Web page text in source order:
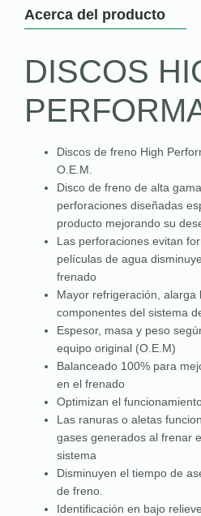
Acerca del producto
DISCOS
Discos de freno High
O.E.M.
Disco de freno de alta
perforaciones diseñadas
producto mejorando su
Las perforaciones evitan
películas de agua
frenado
Mayor refrigeración, alarga
componentes del sistema
Espesor, masa y peso
equipo original (O.E.M)
Balanceado 100% para
en el frenado
Optimizan el
Las ranuras o aletas
gases generados al frenar
sistema
Disminuyen el tiempo de
de freno.
Identificación en bajo